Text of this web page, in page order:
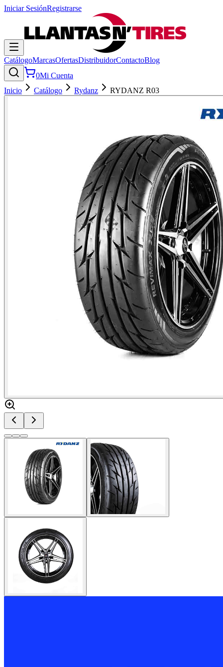
Iniciar SesiónRegistrarse
CatálogoMarcasOfertasDistribuidorContactoBlog
0Mi Cuenta
Inicio
Catálogo Rydanz RYDANZ R03